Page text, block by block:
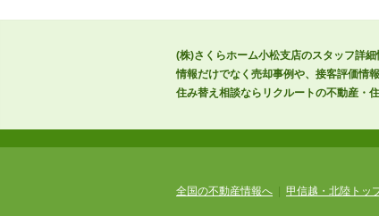
(株)さくらホーム小松支店のスタッフ詳
情報だけでなく売却事例や、接客評価情
住み替え相談ならリクルートの不動産・
全国の不動産情報へ 甲信越・北陸トッ